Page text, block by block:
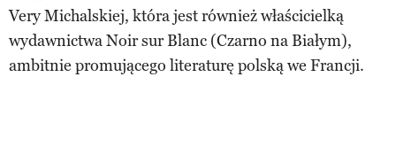
Very Michalskiej, która jest również właścicielką
wydawnictwa Noir sur Blanc (Czarno na Białym),
ambitnie promującego literaturę polską we Francji.